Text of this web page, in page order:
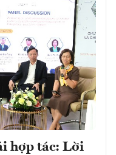
hợp tác: Lời